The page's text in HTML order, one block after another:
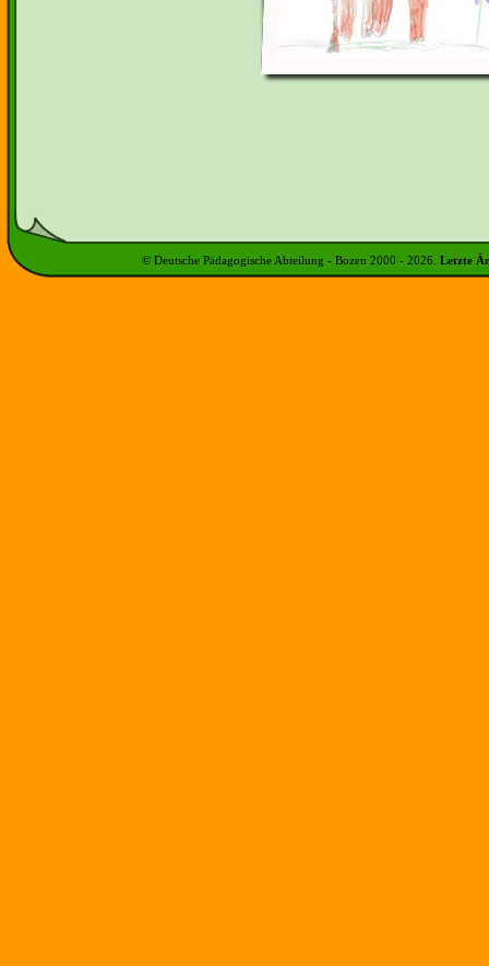
© Deutsche Pädagogische Abteilung - Bozen 2000 - 2026 Letzte